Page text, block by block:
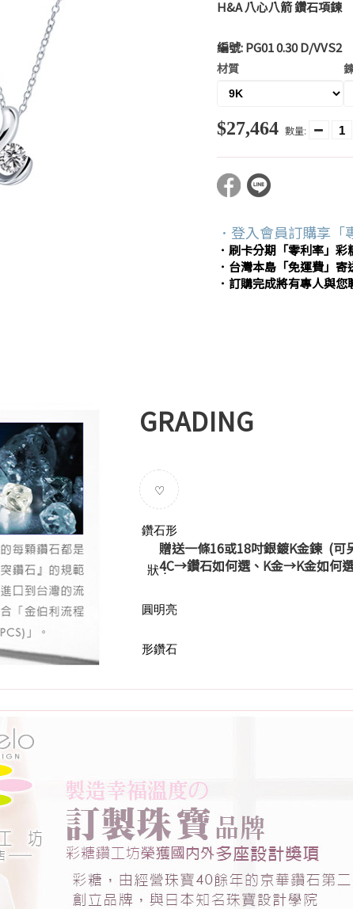
H&A 八心八箭 鑽石項鍊
編號:PG01 0.30 D/VVS2
材質
$27,464 數量:
．登入會員訂購享「
．刷卡分期「零利率」
．台灣本島「免運費」寄
．訂購完成將有專人與
GRADING
♡
鑽石形
狀：
圓明亮
形鑽石
(天然
0.30克
拉
♡
贈送一條16或18吋銀鍍K金鍊 (可
4C→鑽石如何選、K金→K金如何